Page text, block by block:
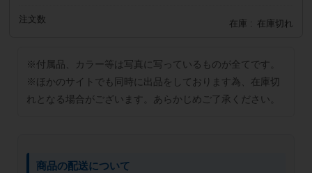
注文数 在庫 在庫切れ
※付属品、カラー等は写真に写っているものが全てです。
※ほかのサイトでも同時に出品をしております為、在庫切
れとなる場合がございます。あらかじめご了承ください。
商品の配送について